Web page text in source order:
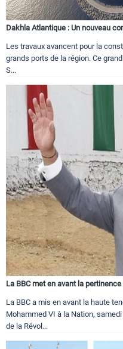
Dakhla Atlantique : Un nouveau
Les travaux avancent pour la
grands ports de la région. Ce
S...
La BBC met en avant la
La BBC a mis en avant la haute
Mohammed VI à la Nation,
de la Révol...